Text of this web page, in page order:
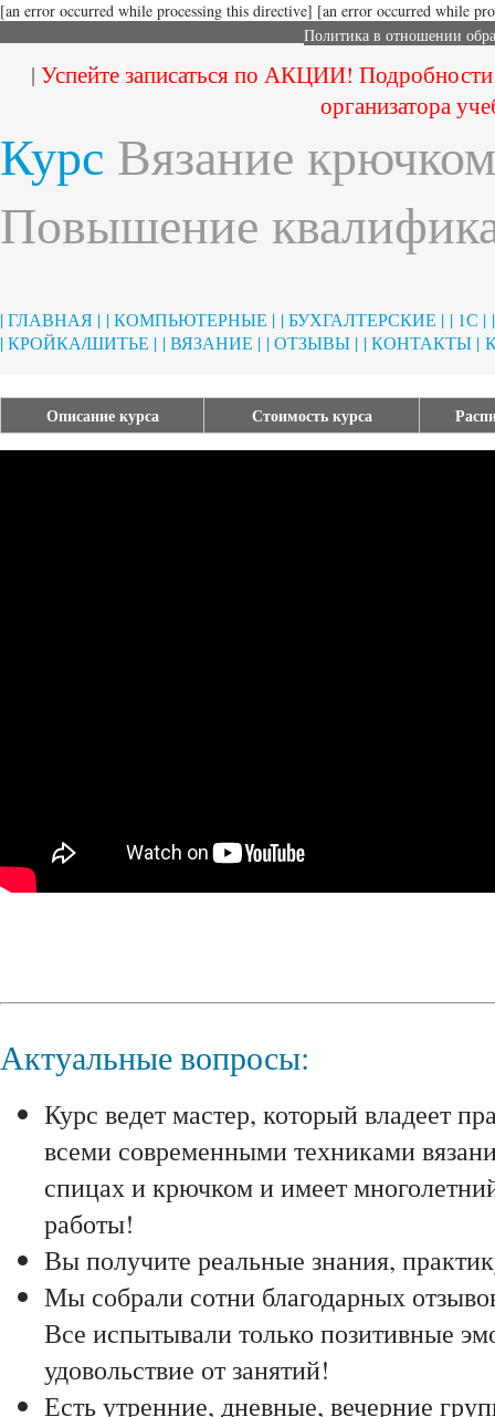
[an error occurred while processing this directive] [an error occurred while
Политика в отношении
| Успейте записаться по АКЦИИ!
организатора
Курс Вязание
Повышение
| ГЛАВНАЯ | | КОМПЬЮТЕРНЫЕ | | БУХГАЛТЕРСКИЕ | | 1С |
| КРОЙКА/ШИТЬЕ | | ВЯЗАНИЕ | | ОТЗЫВЫ | | КОНТАКТЫ |
Описание курса Стоимость курса
Актуальные вопросы:
Курс ведет мастер, который владеет
всеми современными техниками
спицах и крючком и имеет
работы!
Вы получите реальные знания,
Мы собрали сотни благодарных
Все испытывали только позитивные
удовольствие от занятий!
Есть утренние, дневные, вечерние